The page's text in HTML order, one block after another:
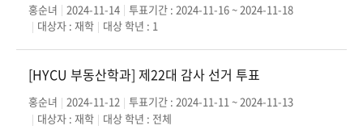
홍순녀 2024-11-14 투표기간 : 2024-11-16 ~ 2024-11-18
대상자 : 재학
대상 학년 : 1
[HYCU 부동산학과] 제22대 감사 선거 투표
홍순녀 2024-11-12 투표기간 : 2024-11-11 ~ 2024-11-13
대상자 : 재학
대상 학년 : 전체